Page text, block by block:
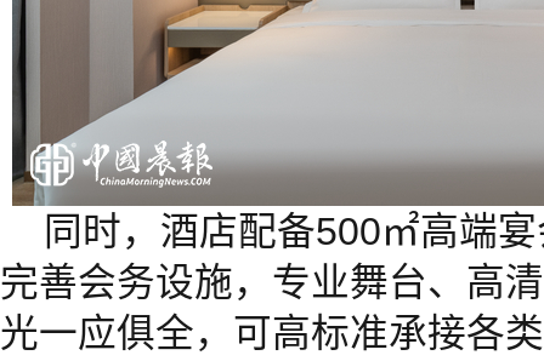
同时，酒店配备500㎡高端
完善会务设施，专业舞台、高
光一应俱全，可高标准承接各